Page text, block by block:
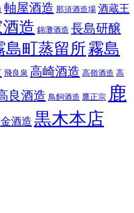
軸屋酒造 那須酒造場 酒蔵王
造 錦灘酒造 長島研醸
島町蒸留所霧島
飛良泉 高崎酒造 高嶺酒造 高
良酒造 鳥飼酒造 鷹正宗 鹿
酒造 黒木本店